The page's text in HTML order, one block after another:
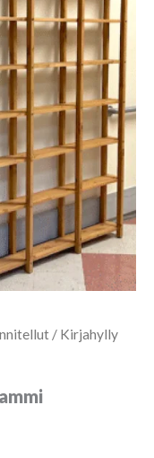
/ Kirjahylly